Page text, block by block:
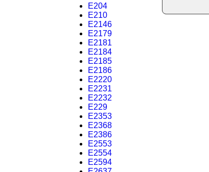
E204
E210
E2146
E2179
E2181
E2184
E2185
E2186
E2220
E2231
E2232
E229
E2353
E2368
E2386
E2553
E2554
E2594